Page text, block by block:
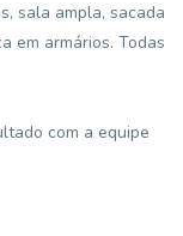
sala ampla, sacada
em armários. Todas
com a equipe